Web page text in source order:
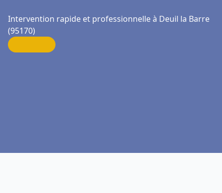
Intervention rapide et professionnelle à Deuil la Barre
(95170)